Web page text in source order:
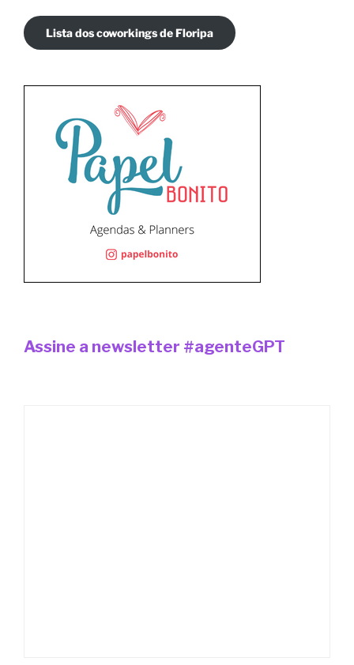
Lista dos coworkings de Floripa
Assine a newsletter #agenteGPT